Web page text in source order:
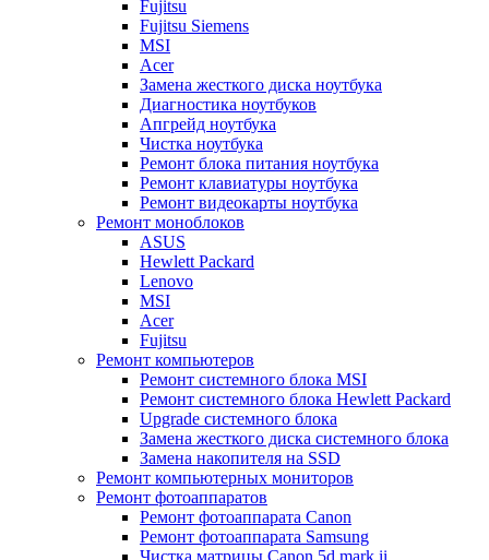
Fujitsu
Fujitsu Siemens
MSI
Acer
Замена жесткого диска ноутбука
Диагностика ноутбуков
Апгрейд ноутбука
Чистка ноутбука
Ремонт блока питания ноутбука
Ремонт клавиатуры ноутбука
Ремонт видеокарты ноутбука
Ремонт моноблоков
ASUS
Hewlett Packard
Lenovo
MSI
Acer
Fujitsu
Ремонт компьютеров
Ремонт системного блока MSI
Ремонт системного блока Hewlett Packard
Upgrade системного блока
Замена жесткого диска системного блока
Замена накопителя на SSD
Ремонт компьютерных мониторов
Ремонт фотоаппаратов
Ремонт фотоаппарата Canon
Ремонт фотоаппарата Samsung
Чистка матрицы Canon 5d mark ii